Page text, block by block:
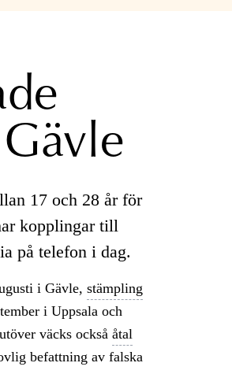
17 och 28 år för
kopplingar till
på telefon i dag.
i Gävle, stämpling
i Uppsala och
väcks också åtal
befattning av falska